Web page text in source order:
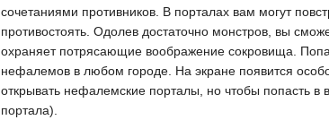
сочетаниями противников. В порталах вам могут
противостоять. Одолев достаточно монстров, вы
охраняет потрясающие воображение сокровища.
нефалемов в любом городе. На экране появится
открывать нефалемские порталы, но чтобы попасть
портала).